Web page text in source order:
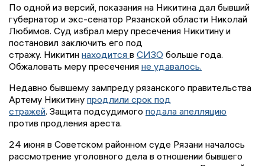
По одной из версий, показания на Никитина дал бывший
губернатор и экс-сенатор Рязанской области Николай
Любимов. Суд избрал меру пресечения Никитину и
постановил заключить его под
стражу. Никитин находится в СИЗО больше года.
Обжаловать меру пресечения не удавалось.
Недавно бывшему зампреду рязанского правительства
Артему Никитину продлили срок под
стражей. Защита подсудимого подала апелляцию
против продления ареста.
24 июня в Советском районном суде Рязани началось
рассмотрение уголовного дела в отношении бывшего